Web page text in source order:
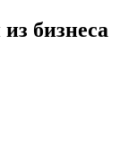
бизнеса